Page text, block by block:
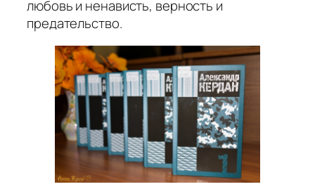
любовь и ненависть, верность и
предательство.